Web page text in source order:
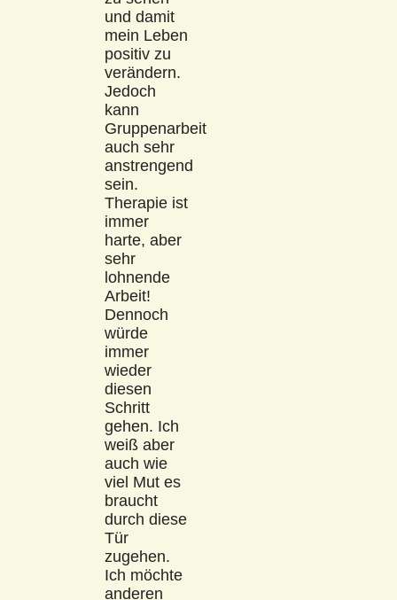
und damit
mein Leben
positiv zu
verändern.
Jedoch
kann
Gruppenarbeit
auch sehr
anstrengend
sein.
Therapie ist
immer
harte, aber
sehr
lohnende
Arbeit!
Dennoch
würde
immer
wieder
diesen
Schritt
gehen. Ich
weiß aber
auch wie
viel Mut es
braucht
durch diese
Tür
zugehen.
Ich möchte
anderen